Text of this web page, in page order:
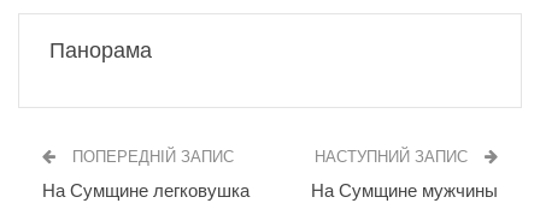
Панорама
ПОПЕРЕДНІЙ ЗАПИС
На Сумщине легковушка
НАСТУПНИЙ ЗАПИС
На Сумщине мужчины